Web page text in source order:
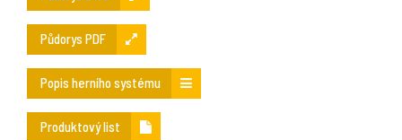
Půdorys PDF
Popis herního systému
Produktový list